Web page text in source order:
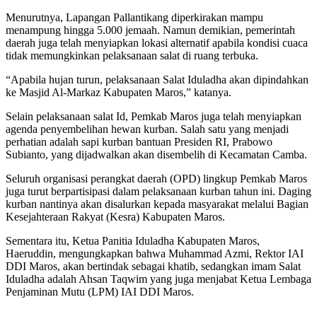
Menurutnya, Lapangan Pallantikang diperkirakan mampu
menampung hingga 5.000 jemaah. Namun demikian, pemerintah
daerah juga telah menyiapkan lokasi alternatif apabila kondisi cuaca
tidak memungkinkan pelaksanaan salat di ruang terbuka.
“Apabila hujan turun, pelaksanaan Salat Iduladha akan dipindahkan
ke Masjid Al-Markaz Kabupaten Maros,” katanya.
Selain pelaksanaan salat Id, Pemkab Maros juga telah menyiapkan
agenda penyembelihan hewan kurban. Salah satu yang menjadi
perhatian adalah sapi kurban bantuan Presiden RI, Prabowo
Subianto, yang dijadwalkan akan disembelih di Kecamatan Camba.
Seluruh organisasi perangkat daerah (OPD) lingkup Pemkab Maros
juga turut berpartisipasi dalam pelaksanaan kurban tahun ini. Daging
kurban nantinya akan disalurkan kepada masyarakat melalui Bagian
Kesejahteraan Rakyat (Kesra) Kabupaten Maros.
Sementara itu, Ketua Panitia Iduladha Kabupaten Maros,
Haeruddin, mengungkapkan bahwa Muhammad Azmi, Rektor IAI
DDI Maros, akan bertindak sebagai khatib, sedangkan imam Salat
Iduladha adalah Ahsan Taqwim yang juga menjabat Ketua Lembaga
Penjaminan Mutu (LPM) IAI DDI Maros.